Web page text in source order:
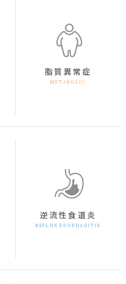
脂質異常症
METABOLIC
逆流性食道炎
REFLUX ESOPHAGITIS